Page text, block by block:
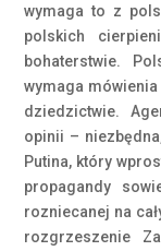
wymaga to z
polskich
bohaterstwie.
wymaga
dziedzictwie.
opinii –
Putina, który
propagandy
rozniecanej na
rozgrzeszenie